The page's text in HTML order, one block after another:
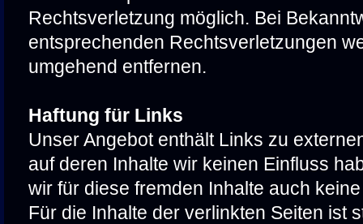
Rechtsverletzung möglich. Bei
entsprechenden Rechtsverletzungen
umgehend entfernen.
Haftung für Links
Unser Angebot enthält Links zu
auf deren Inhalte wir keinen Einfluss
wir für diese fremden Inhalte auch
Für die Inhalte der verlinkten Seiten ist